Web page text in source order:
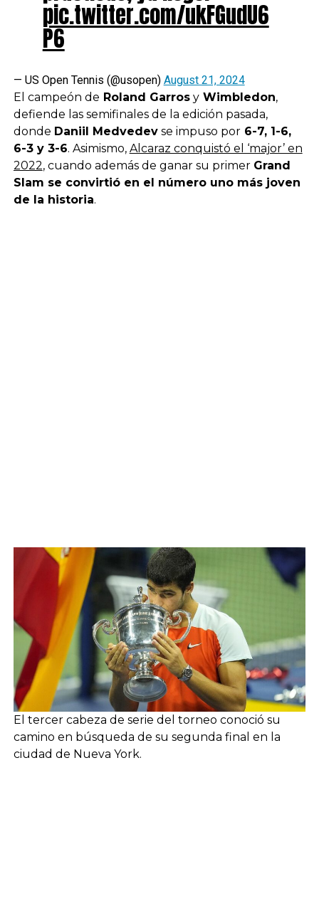
pic.twitter.com/ukFGudU6
P6
— US Open Tennis (@usopen) August 21, 2024
El campeón de Roland GarrosyWimbledon,
defiende las semifinales de la edición pasada,
donde Daniil Medvedevse impuso por6-7, 1-6,
6-3 y 3-6. Asimismo, Alcaraz conquistó el ‘major’ en
2022, cuando además de ganar su primer Grand
Slam se convirtió en el número uno más joven
de la historia.
El tercer cabeza de serie del torneo conoció su
camino en búsqueda de su segunda final en la
ciudad de Nueva York.